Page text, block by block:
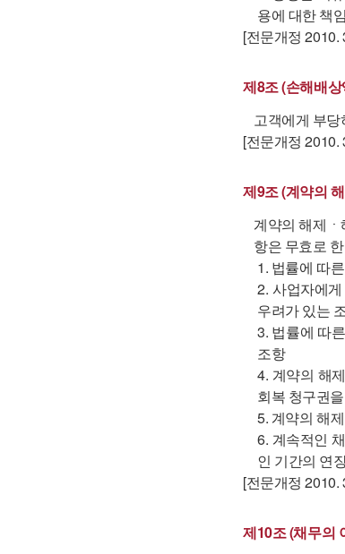
용에 대한 책
[전문개정 2010.
제8조 (손해배
고객에게 부
[전문개정 2010.
제9조 (계약의
계약의 해제
항은 무효로
1. 법률에 따
2. 사업자에
우려가 있는
3. 법률에 따
조항
4. 계약의 해
회복 청구권
5. 계약의 해
6. 계속적인
인 기간의 연
[전문개정 2010.
제10조 (채무의